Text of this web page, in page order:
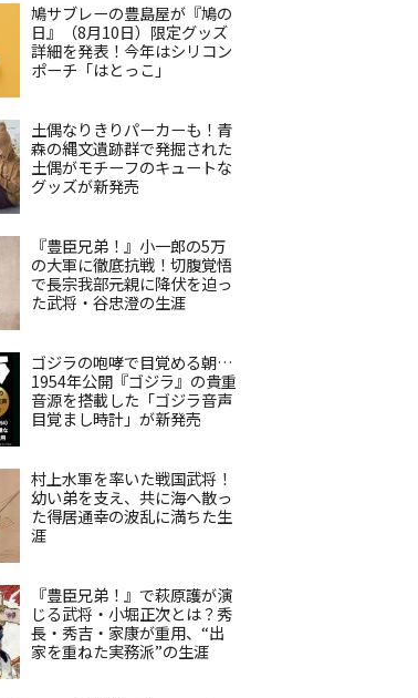
鳩サブレーの豊島屋が『鳩の
日』（8月10日）限定グッズ
詳細を発表！今年はシリコン
ポーチ「はとっこ」
土偶なりきりパーカーも！青
森の縄文遺跡群で発掘された
土偶がモチーフのキュートな
グッズが新発売
『豊臣兄弟！』小一郎の5万
の大軍に徹底抗戦！切腹覚悟
で長宗我部元親に降伏を迫っ
た武将・谷忠澄の生涯
ゴジラの咆哮で目覚める朝…
1954年公開『ゴジラ』の貴重
音源を搭載した「ゴジラ音声
目覚まし時計」が新発売
村上水軍を率いた戦国武将！
幼い弟を支え、共に海へ散っ
た得居通幸の波乱に満ちた生
涯
『豊臣兄弟！』で萩原護が演
じる武将・小堀正次とは？秀
長・秀吉・家康が重用、“出
家を重ねた実務派”の生涯